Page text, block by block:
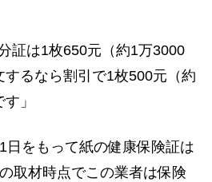
証は1枚650元（約1万3000
するなら割引で1枚500元（約
」
をもって紙の健康保険証は
取材時点でこの業者は保険